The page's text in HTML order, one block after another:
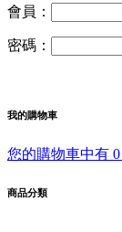
會員：
密碼：
我的購物車
您的購物車中有
商品分類